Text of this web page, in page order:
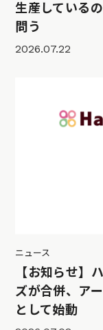
生産している
問う
2026.07.22
ニュース
【お知らせ】
ズが合併、ア
として始動